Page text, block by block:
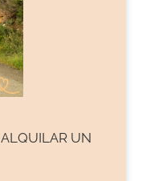
ALQUILAR UN